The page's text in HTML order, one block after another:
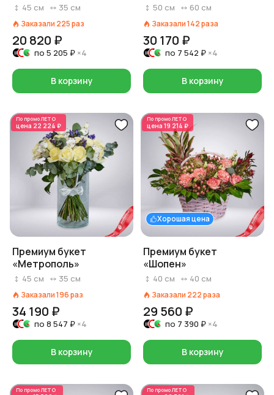
45 см 35 см
Заказали 225раз
20 820 ₽
по 5 205 ₽ ×4
В корзину
50 см 60 см
Заказали142раза
30 170 ₽
по 7 542 ₽ ×4
В корзину
По промоЛЕТО
цена 22 224 ₽
Премиум букет
«Метрополь»
45 см 35 см
Заказали196раз
34 190 ₽
по 8 547 ₽ ×4
В корзину
По промоЛЕТО
цена 19 214 ₽
Хорошая цена
Премиум букет
«Шопен»
40 см 40 см
Заказали 222раза
29 560 ₽
по 7 390 ₽ ×4
В корзину
По промоЛЕТО По промоЛЕТО